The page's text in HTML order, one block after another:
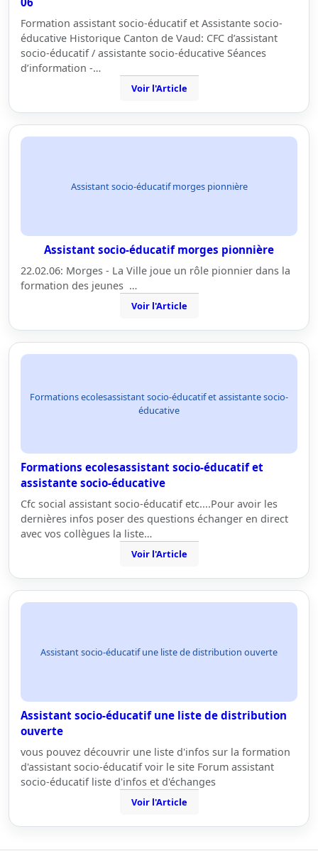
Formation assistant socio-éducatif et Assistante socio-
éducative Historique Canton de Vaud: CFC d’assistant
socio-éducatif / assistante socio-éducative Séances
d’information -…
Voir l'Article
Assistant socio-éducatif morges pionnière
Assistant socio-éducatif morges pionnière
22.02.06: Morges - La Ville joue un rôle pionnier dans la
formation des jeunes …
Voir l'Article
Formations ecolesassistant socio-éducatif et assistante socio-
éducative
Formations ecolesassistant socio-éducatif et
assistante socio-éducative
Cfc social assistant socio-éducatif etc....Pour avoir les
dernières infos poser des questions échanger en direct
avec vos collègues la liste…
Voir l'Article
Assistant socio-éducatif une liste de distribution ouverte
Assistant socio-éducatif une liste de distribution
ouverte
vous pouvez découvrir une liste d'infos sur la formation
d'assistant socio-éducatif voir le site Forum assistant
socio-éducatif liste d'infos et d'échanges
Voir l'Article